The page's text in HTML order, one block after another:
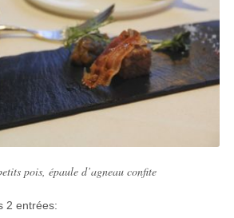
pois, épaule d’agneau confite
2 entrées: